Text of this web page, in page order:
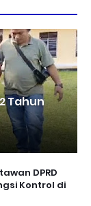
Tahun
DPRD
Kontrol di